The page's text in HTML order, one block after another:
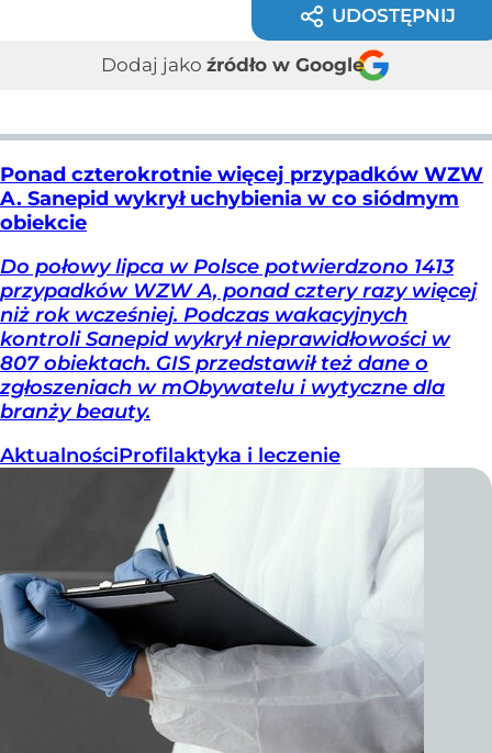
UDOSTĘPNIJ
Dodaj jako źródło w Google
Ponad czterokrotnie więcej przypadków WZW
A. Sanepid wykrył uchybienia w co siódmym
obiekcie
Do połowy lipca w Polsce potwierdzono 1413
przypadków WZW A, ponad cztery razy więcej
niż rok wcześniej. Podczas wakacyjnych
kontroli Sanepid wykrył nieprawidłowości w
807 obiektach. GIS przedstawił też dane o
zgłoszeniach w mObywatelu i wytyczne dla
branży beauty.
AktualnościProfilaktyka i leczenie